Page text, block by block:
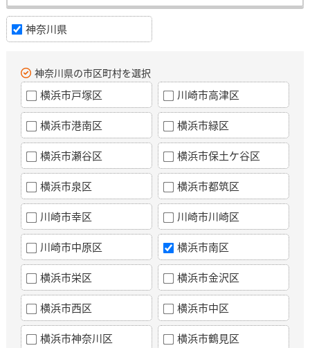
神奈川県
神奈川県の市区町村を選択
横浜市戸塚区 川崎市高津区
横浜市港南区 横浜市緑区
横浜市瀬谷区 横浜市保土ケ谷区
横浜市泉区 横浜市都筑区
川崎市幸区 川崎市川崎区
川崎市中原区 横浜市南区
横浜市栄区 横浜市金沢区
横浜市西区 横浜市中区
横浜市神奈川区 横浜市鶴見区